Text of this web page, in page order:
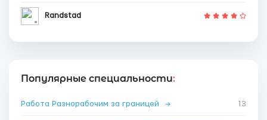
Randstad
Популярные специальности:
Работа Разнорабочим за границей → 13